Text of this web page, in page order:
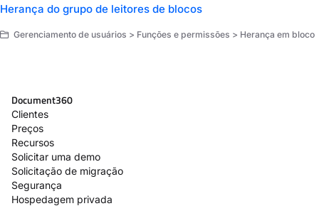
Herança do grupo de leitores de blocos
Gerenciamento de usuários > Funções e permissões > Herança em bloco
Document360
Clientes
Preços
Recursos
Solicitar uma demo
Solicitação de migração
Segurança
Hospedagem privada